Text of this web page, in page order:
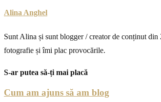
Alina Anghel
Sunt Alina și sunt blogger / creator de conținut
fotografie și îmi plac provocările.
S-ar putea să-ți mai placă
Cum am ajuns să am blog